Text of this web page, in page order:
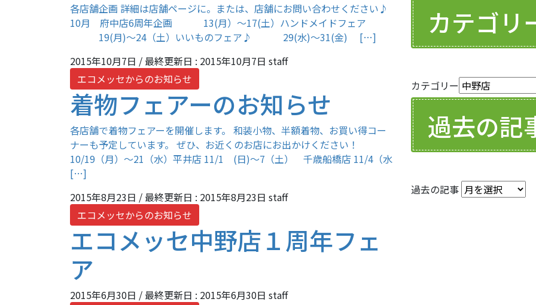
各店舗企画 詳細は店舗ページに。または、店舗にお問い合わせください♪
10月 府中店6周年企画 13(月）～17(土）ハンドメイドフェア
19(月)～24（土）いいものフェア♪ 29(水)～31(金) […]
2015年10月7日 / 最終更新日 : 2015年10月7日 staff
エコメッセからのお知らせ
着物フェアーのお知らせ
各店舗で着物フェアーを開催します。 和装小物、半額着物、お買い得コー
ナーも予定しています。 ぜひ、お近くのお店にお出かけください！
10/19（月）～21（水）平井店 11/1 (日)～7（土） 千歳船橋店 11/4（水
[…]
2015年8月23日 / 最終更新日 : 2015年8月23日 staff
エコメッセからのお知らせ
エコメッセ中野店１周年フェ
ア
2015年6月30日 / 最終更新日 : 2015年6月30日 staff
カテゴリ
カテゴリー
過去の記
過去の記事